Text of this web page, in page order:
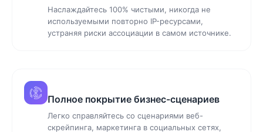
Наслаждайтесь 100% чистыми, никогда не
используемыми повторно IP-ресурсами,
устраняя риски ассоциации в самом источнике.
Полное покрытие бизнес-сценариев
Легко справляйтесь со сценариями веб-
скрейпинга, маркетинга в социальных сетях,